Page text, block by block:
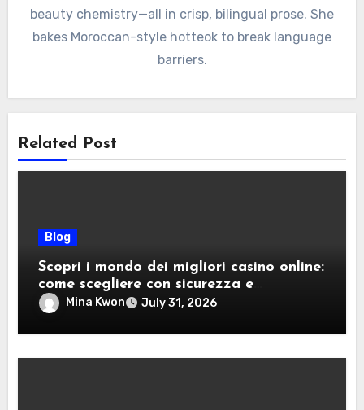
beauty chemistry—all in crisp, bilingual prose. She
bakes Moroccan-style hotteok to break language
barriers.
Related Post
Blog
Scopri i mondo dei migliori casino online:
come scegliere con sicurezza e
divertimento
Mina Kwon July 31, 2026